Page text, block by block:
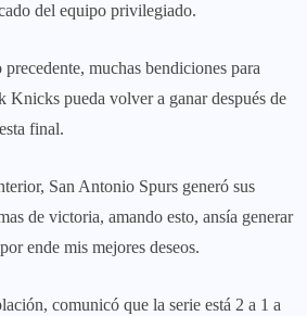
del equipo privilegiado.
muchas bendiciones para
Knicks pueda volver a ganar después de
final.
San Antonio Spurs generó sus
de victoria, amando esto, ansía generar
ende mis mejores deseos.
comunicó que la serie está 2 a 1 a